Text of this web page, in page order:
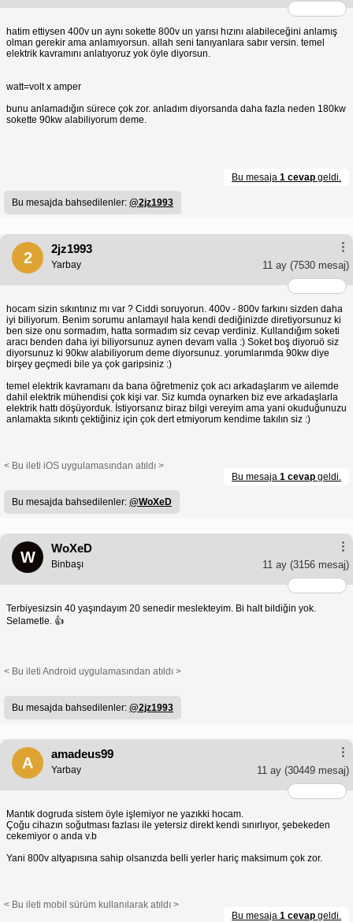
hatim ettiysen 400v un aynı sokette 800v un yarısı hızını alabileceğini anlamış
olman gerekir ama anlamıyorsun. allah seni tanıyanlara sabır versin. temel
elektrik kavramını anlatıyoruz yok öyle diyorsun.
watt=volt x amper
bunu anlamadığın sürece çok zor. anladım diyorsanda daha fazla neden 180kw
sokette 90kw alabiliyorum deme.
Bu mesaja 1 cevap geldi.
Bu mesajda bahsedilenler: @2jz1993
2
2jz1993
11 ay (7530 mesaj)
Yarbay
hocam sizin sıkıntınız mı var ? Ciddi soruyorun. 400v - 800v farkını sizden daha
iyi biliyorum. Benim sorumu anlamayıl hala kendi dediğinizde diretiyorsunuz ki
ben size onu sormadım, hatta sormadım siz cevap verdiniz. Kullandığım soketi
aracı benden daha iyi biliyorsunuz aynen devam valla :) Soket boş diyoruö siz
diyorsunuz ki 90kw alabiliyorum deme diyorsunuz. yorumlarımda 90kw diye
birşey geçmedi bile ya çok garipsiniz :)
temel elektrik kavramanı da bana öğretmeniz çok acı arkadaşlarım ve ailemde
dahil elektrik mühendisi çok kişi var. Siz kumda oynarken biz eve arkadaşlarla
elektrik hattı döşüyorduk. İstiyorsanız biraz bilgi vereyim ama yani okuduğunuzu
anlamakta sıkıntı çektiğiniz için çok dert etmiyorum kendime takılın siz :)
< Bu ileti iOS uygulamasından atıldı >
Bu mesaja 1 cevap geldi.
Bu mesajda bahsedilenler: @WoXeD
W
WoXeD
11 ay (3156 mesaj)
Binbaşı
Terbiyesizsin 40 yaşındayım 20 senedir meslekteyim. Bi halt bildiğin yok.
Selametle. 👍
< Bu ileti Android uygulamasından atıldı >
Bu mesajda bahsedilenler: @2jz1993
A
amadeus99
11 ay (30449 mesaj)
Yarbay
Mantık dogruda sistem öyle işlemiyor ne yazıkki hocam.
Çoğu cihazın soğutması fazlası ile yetersiz direkt kendi sınırlıyor, şebekeden
cekemiyor o anda v.b
Yani 800v altyapısına sahip olsanızda belli yerler hariç maksimum çok zor.
< Bu ileti mobil sürüm kullanılarak atıldı >
Bu mesaja 1 cevap geldi.